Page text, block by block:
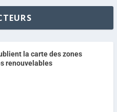
la carte des zones
renouvelables